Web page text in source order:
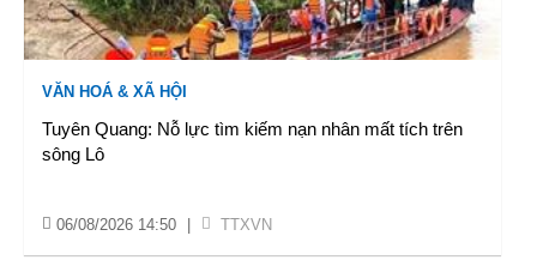
VĂN HOÁ & XÃ HỘI
Tuyên Quang: Nỗ lực tìm kiếm nạn nhân mất tích trên
sông Lô
06/08/2026 14:50 TTXVN